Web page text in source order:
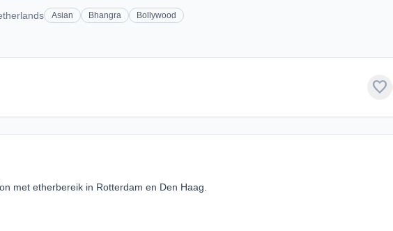
Asian Bhangra Bollywood
favorite
met etherbereik in Rotterdam en Den Haag.